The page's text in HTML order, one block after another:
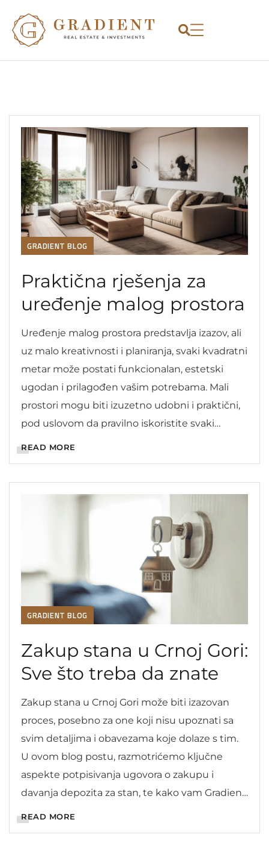
GRADIENT BLOG
Praktična rješenja za
uređenje malog prostora
Uređenje malog prostora predstavlja izazov, ali
uz malo kreativnosti i planiranja, svaki kvadratni
metar može postati funkcionalan, estetski
ugodan i prilagođen vašim potrebama. Mali
prostori mogu biti izuzetno udobni i praktični,
pod uslovom da pravilno iskoristite svaki
READ MORE
GRADIENT BLOG
Zakup stana u Crnoj Gori:
Sve što treba da znate
Zakup stana u Crnoj Gori može biti izazovan
proces, posebno za one koji nisu upoznati sa
svim detaljima i obavezama koje dolaze s tim.
U ovom blog postu, razmotrićemo ključne
aspekte potpisivanja ugovora o zakupu i
davanja depozita za stan, te kako vam Gradient
READ MORE